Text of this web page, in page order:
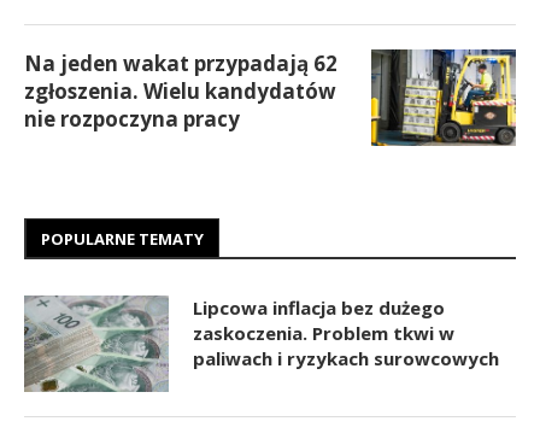
Na jeden wakat przypadają 62
zgłoszenia. Wielu kandydatów
nie rozpoczyna pracy
POPULARNE TEMATY
Lipcowa inflacja bez dużego
zaskoczenia. Problem tkwi w
paliwach i ryzykach surowcowych